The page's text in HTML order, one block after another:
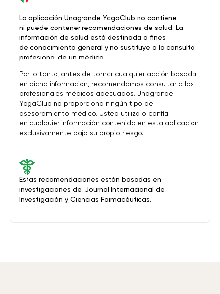
Estas recomendaciones están basadas en
investigaciones del Journal Internacional de
Investigación y Ciencias Farmacéuticas.
La aplicación Unagrande YogaClub no contiene
ni puede contener recomendaciones de salud. La
información de salud está destinada a fines
de conocimiento general y no sustituye a la consulta
profesional de un médico.
Por lo tanto, antes de tomar cualquier acción basada
en dicha información, recomendamos consultar a los
profesionales médicos adecuados. Unagrande
YogaClub no proporciona ningún tipo de
asesoramiento médico. Usted utiliza o confía
en cualquier información contenida en esta aplicación
exclusivamente bajo su propio riesgo.